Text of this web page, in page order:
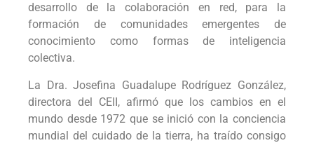
desarrollo de la colaboración en red, para la
formación de comunidades emergentes de
conocimiento como formas de inteligencia
colectiva.
La Dra. Josefina Guadalupe Rodríguez González,
directora del CEII, afirmó que los cambios en el
mundo desde 1972 que se inició con la conciencia
mundial del cuidado de la tierra, ha traído consigo